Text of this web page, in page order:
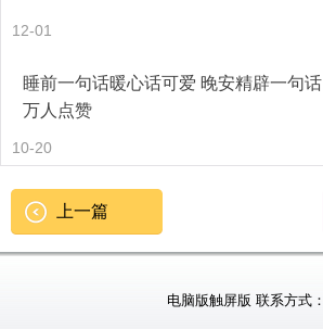
12-01
睡前一句话暖心话可爱 晚安精辟一句话
万人点赞
10-20
上一篇
电脑版触屏版 联系方式：